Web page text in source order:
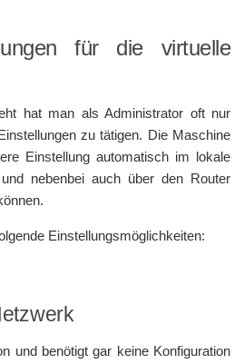
für die virtuelle
hat man als Administrator oft nur
zu tätigen. Die Maschine
Einstellung automatisch im lokale
nebenbei auch über den Router
Einstellungsmöglichkeiten:
und benötigt gar keine Konfiguration